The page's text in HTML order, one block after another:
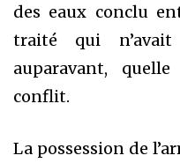
des eaux conclu
traité qui
auparavant,
conflit.
La possession de